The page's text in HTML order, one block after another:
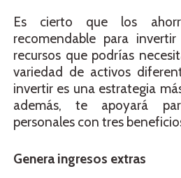
Es cierto que los
recomendable para
recursos que podrías
variedad de activos
invertir es una estrategia
además, te apoyará
personales con tres
Genera ingresos extras